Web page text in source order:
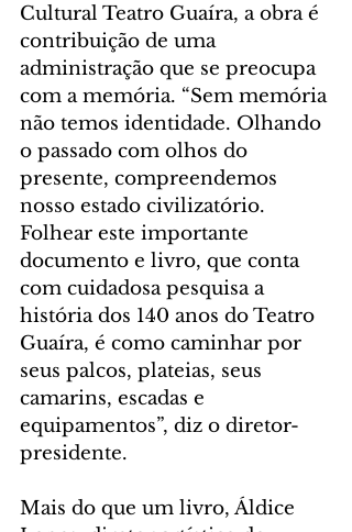
Cultural Teatro Guaíra, a obra é
contribuição de uma
administração que se preocupa
com a memória. “Sem memória
não temos identidade. Olhando
o passado com olhos do
presente, compreendemos
nosso estado civilizatório.
Folhear este importante
documento e livro, que conta
com cuidadosa pesquisa a
história dos 140 anos do Teatro
Guaíra, é como caminhar por
seus palcos, plateias, seus
camarins, escadas e
equipamentos”, diz o diretor-
presidente.
Mais do que um livro, Áldice